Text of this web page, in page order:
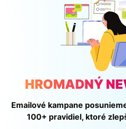
HROMADNÝ
Emailové kampane
100+ pravidiel, ktoré